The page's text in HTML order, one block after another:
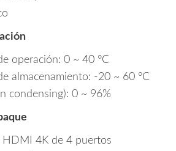
operación: 0 ~ 40 °C
almacenamiento: -20 ~ 60 °C
condensing): 0 ~ 96%
HDMI 4K de 4 puertos